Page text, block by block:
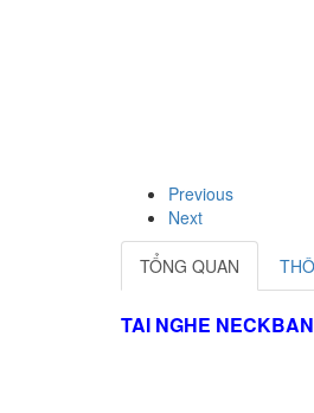
Previous
Next
TỔNG QUAN
TAI NGHE